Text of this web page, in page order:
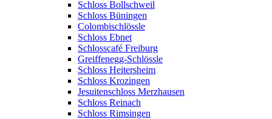
Schloss Bollschweil
Schloss Büningen
Colombischlössle
Schloss Ebnet
Schlosscafé Freiburg
Greiffenegg-Schlössle
Schloss Heitersheim
Schloss Krozingen
Jesuitenschloss Merzhausen
Schloss Reinach
Schloss Rimsingen